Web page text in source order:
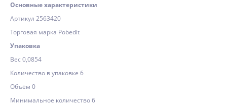
Основные характеристики
Артикул 2563420
Торговая марка Pobedit
Упаковка
Вес 0,0854
Количество в упаковке 6
Объём 0
Минимальное количество 6